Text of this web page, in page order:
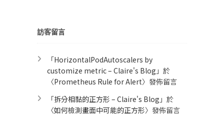
訪客留言
「HorizontalPodAutoscalers by
customize metric – Claire's Blog 」於
〈Prometheus Rule for Alert​〉發佈留言
「拆分相黏的正方形 – Claire's Blog 」於
〈如何檢測畫面中可能的正方形〉發佈留言